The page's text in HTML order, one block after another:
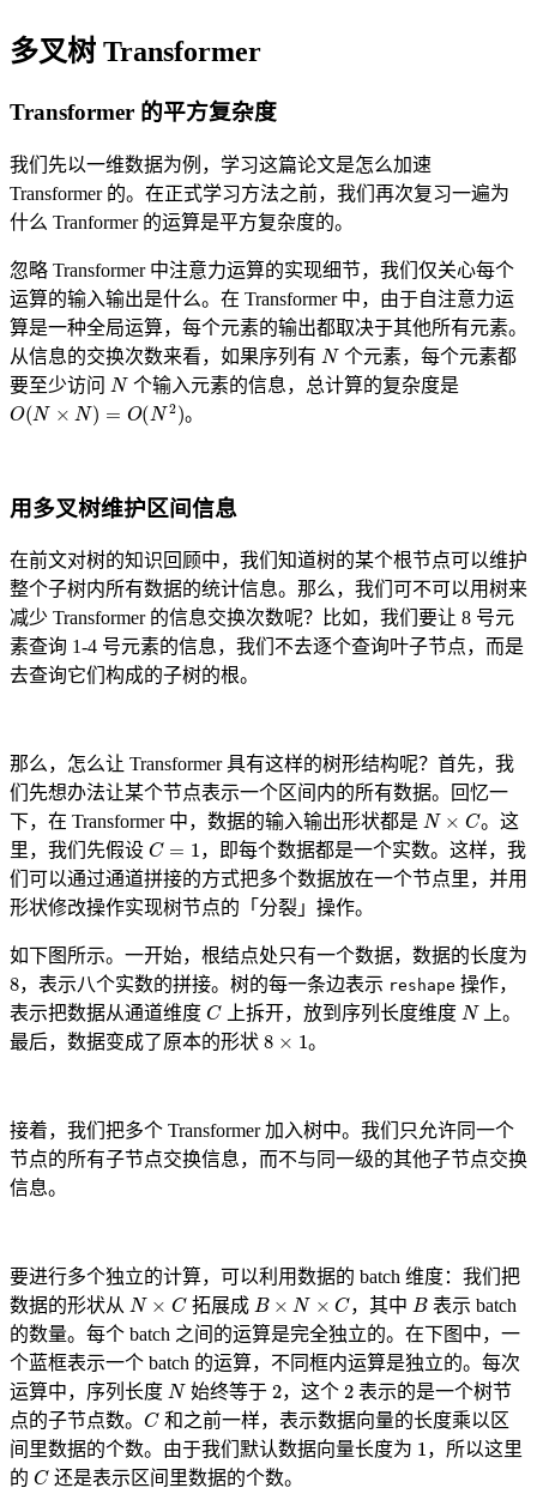
多叉树 Transformer
Transformer 的平方复杂度
我们先以一维数据为例，学习这篇论文是怎么加速
Transformer 的。在正式学习方法之前，我们再次复习一遍为
什么 Tranformer 的运算是平方复杂度的。
忽略 Transformer 中注意力运算的实现细节，我们仅关心每个
运算的输入输出是什么。在 Transformer 中，由于自注意力运
算是一种全局运算，每个元素的输出都取决于其他所有元素。
从信息的交换次数来看，如果序列有 N个元素，每个元素都
要至少访问 N个输入元素的信息，总计算的复杂度是
O (N× )=O 2) 。
用多叉树维护区间信息
在前文对树的知识回顾中，我们知道树的某个根节点可以维护
整个子树内所有数据的统计信息。那么，我们可不可以用树来
减少 Transformer 的信息交换次数呢？比如，我们要让 8 号元
素查询 1-4 号元素的信息，我们不去逐个查询叶子节点，而是
去查询它们构成的子树的根。
那么，怎么让 Transformer 具有这样的树形结构呢？首先，我
们先想办法让某个节点表示一个区间内的所有数据。回忆一
下，在 Transformer 中，数据的输入输出形状都是 N×
。这
里，我们先假设 C=
，即每个数据都是一个实数。这样，我
们可以通过通道拼接的方式把多个数据放在一个节点里，并用
形状修改操作实现树节点的「分裂」操作。
如下图所示。一开始，根结点处只有一个数据，数据的长度为
8，表示八个实数的拼接。树的每一条边表示 reshape 操作，
表示把数据从通道维度 C上拆开，放到序列长度维度 N上。
最后，数据变成了原本的形状 8 。
接着，我们把多个 Transformer 加入树中。我们只允许同一个
节点的所有子节点交换信息，而不与同一级的其他子节点交换
信息。
要进行多个独立的计算，可以利用数据的 batch 维度：我们把
数据的形状从 N× 拓展成 B× ×C ，其中 B表示 batch
的数量。每个 batch 之间的运算是完全独立的。在下图中，一
个蓝框表示一个 batch 的运算，不同框内运算是独立的。每次
运算中，序列长度 N始终等于 2，这个 2 表示的是一个树节
点的子节点数。
C和之前一样，表示数据向量的长度乘以区
间里数据的个数。由于我们默认数据向量长度为 1 ，所以这里
的 C还是表示区间里数据的个数。